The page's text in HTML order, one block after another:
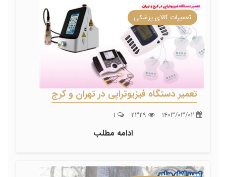
تعمیرات کالای پزشکی
تعمیر دستگاه فیزیوتراپی در تهران و کرج
ادامه مطلب